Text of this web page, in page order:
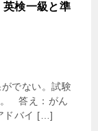
検一級と準
でない。試験
。 答え：がん
バイ […]